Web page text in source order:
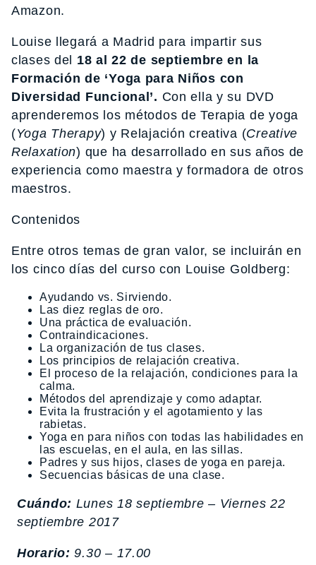
Amazon.
Louise llegará a Madrid para impartir sus
clases del 18 al 22 de septiembre en la
Formación de ‘Yoga para Niños con
Diversidad Funcional’. Con ella y su DVD
aprenderemos los métodos de Terapia de yoga
(Yoga Therapy) y Relajación creativa (Creative
Relaxation) que ha desarrollado en sus años de
experiencia como maestra y formadora de otros
maestros.
Contenidos
Entre otros temas de gran valor, se incluirán en
los cinco días del curso con Louise Goldberg:
Ayudando vs. Sirviendo.
Las diez reglas de oro.
Una práctica de evaluación.
Contraindicaciones.
La organización de tus clases.
Los principios de relajación creativa.
El proceso de la relajación, condiciones para la
calma.
Métodos del aprendizaje y como adaptar.
Evita la frustración y el agotamiento y las
rabietas.
Yoga en para niños con todas las habilidades en
las escuelas, en el aula, en las sillas.
Padres y sus hijos, clases de yoga en pareja.
Secuencias básicas de una clase.
Cuándo: Lunes 18 septiembre – Viernes 22
septiembre 2017
Horario: 9.30 – 17.00